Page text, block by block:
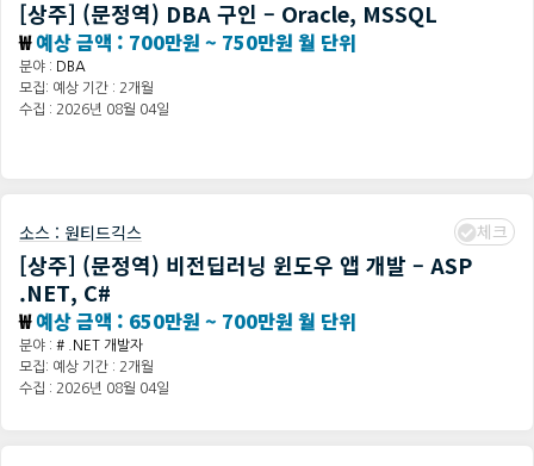
[상주] (문정역) DBA 구인 – Oracle, MSSQL
₩예상 금액 : 700만원 ~ 750만원 월 단위
분야 : DBA
모집: 예상 기간 : 2개월
수집 : 2026년 08월 04일
소스 : 원티드긱스 체크
[상주] (문정역) 비전딥러닝 윈도우 앱 개발 – ASP
.NET, C#
₩예상 금액 : 650만원 ~ 700만원 월 단위
분야 : # .NET 개발자
모집: 예상 기간 : 2개월
수집 : 2026년 08월 04일